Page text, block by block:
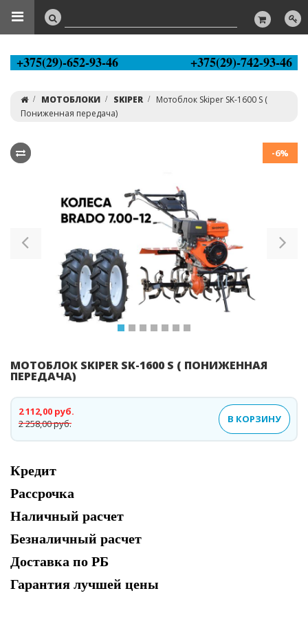
+375(29)-652-93-46 +375(29)-742-93-46
МОТОБЛОКИ SKIPER
Мотоблок Skiper SK-1600 S (
Пониженная передача)
-6%
Previous
МОТОБЛОК SKIPER SK-1600 S ( ПОНИЖЕННАЯ
ПЕРЕДАЧА)
2 258,00 руб.
2 112,00 руб.
В КОРЗИНУ
Кредит
Рассрочка
Наличный расчет
Безналичный расчет
Доставка по РБ
Гарантия лучшей цены